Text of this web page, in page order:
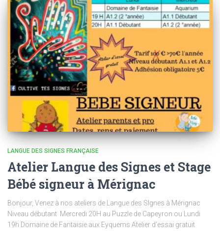
LANGUE DES SIGNES FRANÇAISE
Atelier Langue des Signes et Stage
Bébé signeur à Mérignac
Bonjour, Venez à nos ateliers de Langue des SIgnes à Mérignac
Niveau débutant Mercredi 20H au Puzzle de Capeyron ou Lundi
19h Domaine de Fantaisie aux Eyquems Atelier d’essai gratuit